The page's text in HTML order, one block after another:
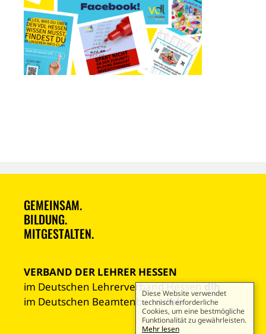
GEMEINSAM.
BILDUNG.
MITGESTALTEN.
VERBAND DER LEHRER HESSEN
im Deutschen Lehrerverband Hessendlh
im Deutschen Beamtenbunddbb
Diese Website verwendet
technisch erforderliche
Cookies, um eine bestmögliche
Funktionalität zu gewährleisten.
Mehr lesen